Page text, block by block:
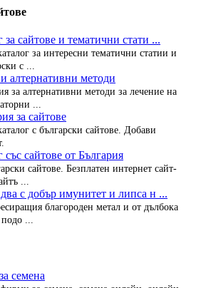
за сайтове и тематични стати ...
за интересни тематични статии и
с ...
алтернативни методи
за алтернативни методи за лечение на
...
за сайтове
с български сайтове. Добави
със сайтове от България
сайтове. Безплатен интернет сайт-
...
с добър имунитет и липса н ...
благороден метал и от дълбока
...
семена